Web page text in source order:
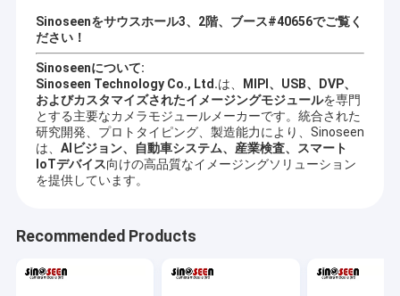
Sinoseenをサウスホール3、2階、ブース#40656でご覧く
ださい！
Sinoseenについて:
Sinoseen Technology Co., Ltd.は、
MIPI、USB、DVP、
およびカスタマイズされたイメージングモジュールを専門
とする主要なカメラモジュールメーカーです。統合された
研究開発、プロトタイピング、製造能力により、Sinoseen
は、 AIビジョン、自動車システム、産業検査、スマート
IoTデバイス向けの高品質なイメージングソリューション
を提供しています。
Recommended Products